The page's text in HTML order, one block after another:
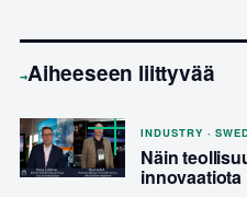
→Aiheeseen liittyvää
INDUSTRY ·
Näin
innovaatiota